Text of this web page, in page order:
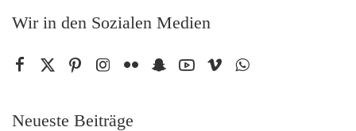
Wir in den Sozialen Medien
Neueste Beiträge